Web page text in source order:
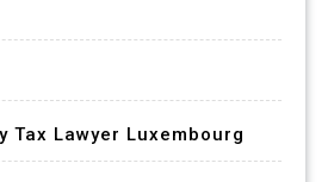
Tax Lawyer Luxembourg